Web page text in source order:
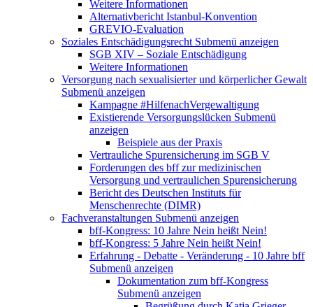
Weitere Informationen
Alternativbericht Istanbul-Konvention
GREVIO-Evaluation
Soziales Entschädigungsrecht Submenü anzeigen
SGB XIV – Soziale Entschädigung
Weitere Informationen
Versorgung nach sexualisierter und körperlicher Gewalt
Submenü anzeigen
Kampagne #HilfenachVergewaltigung
Existierende Versorgungslücken Submenü
anzeigen
Beispiele aus der Praxis
Vertrauliche Spurensicherung im SGB V
Forderungen des bff zur medizinischen
Versorgung und vertraulichen Spurensicherung
Bericht des Deutschen Instituts für
Menschenrechte (DIMR)
Fachveranstaltungen Submenü anzeigen
bff-Kongress: 10 Jahre Nein heißt Nein!
bff-Kongress: 5 Jahre Nein heißt Nein!
Erfahrung - Debatte - Veränderung - 10 Jahre bff
Submenü anzeigen
Dokumentation zum bff-Kongress
Submenü anzeigen